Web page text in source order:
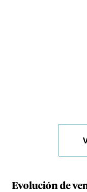
Evolución de